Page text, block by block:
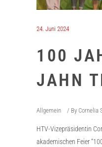
24. Juni 2024
100
JAHN
Allgemein By Cornelia
HTV-Vizepräsidentin
akademischen Feier